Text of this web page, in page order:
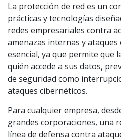
La protección de red es un
prácticas y tecnologías
redes empresariales contra
amenazas internas y ataques
esencial, ya que permite que
quién accede a sus datos,
de seguridad como
ataques cibernéticos.
Para cualquier empresa,
grandes corporaciones, una
línea de defensa contra